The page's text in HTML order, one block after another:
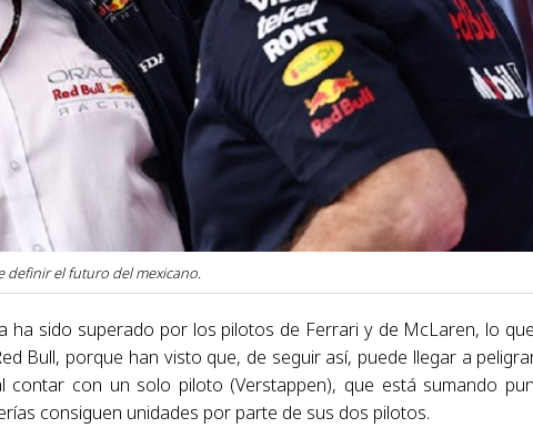
definir el futuro del mexicano.
ha sido superado por los pilotos de Ferrari y de McLaren, lo
Bull, porque han visto que, de seguir así, puede llegar a
con un solo piloto (Verstappen), que está sumando
consiguen unidades por parte de sus dos pilotos.